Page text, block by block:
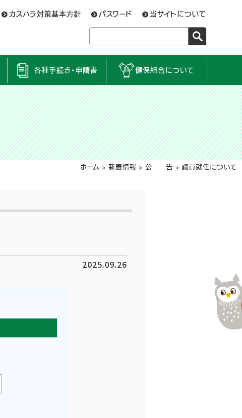
カスハラ対策基本方針 パスワード 当サイトについて
各種手続き・申請書 健保組合について
ホーム > 新着情報 > 公 告 > 議員就任について
2025.09.26